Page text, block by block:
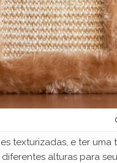
texturizadas, e ter
alturas para